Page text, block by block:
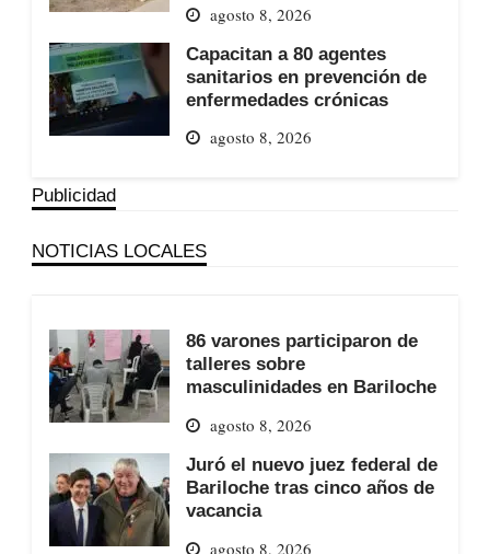
agosto 8, 2026
Capacitan a 80 agentes
sanitarios en prevención de
enfermedades crónicas
agosto 8, 2026
Publicidad
NOTICIAS LOCALES
86 varones participaron de
talleres sobre
masculinidades en Bariloche
agosto 8, 2026
Juró el nuevo juez federal de
Bariloche tras cinco años de
vacancia
agosto 8, 2026